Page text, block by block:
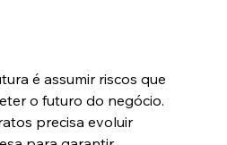
é assumir riscos que
o futuro do negócio.
precisa evoluir